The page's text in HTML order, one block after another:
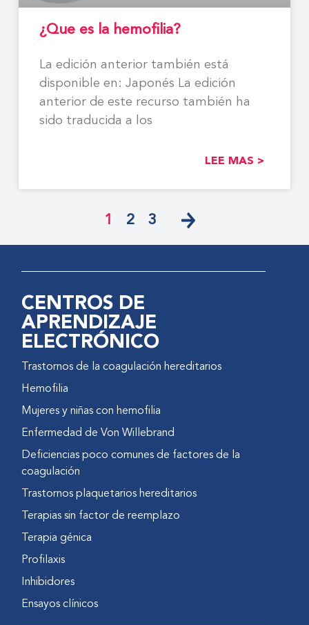
¿Que es la hemofilia?
La edición anterior también está
disponible en: Japonés La edición
anterior de este recurso también ha
sido traducida a los
LEE MAS >
1 2 3
CENTROS DE
APRENDIZAJE
ELECTRÓNICO
Trastornos de la coagulación hereditarios
Hemofilia
Mujeres y niñas con hemofilia
Enfermedad de Von Willebrand
Deficiencias poco comunes de factores de la
coagulación
Trastornos plaquetarios hereditarios
Terapias sin factor de reemplazo
Terapia génica
Profilaxis
Inhibidores
Ensayos clínicos